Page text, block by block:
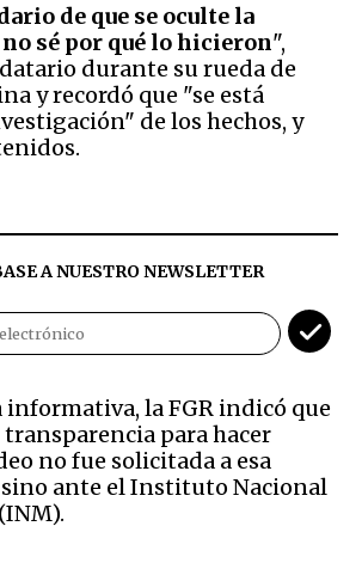
de que se oculte la
sé por qué lo hicieron",
durante su rueda de
y recordó que "se está
de los hechos, y
A NUESTRO NEWSLETTER
la FGR indicó que
para hacer
no fue solicitada a esa
ante el Instituto Nacional